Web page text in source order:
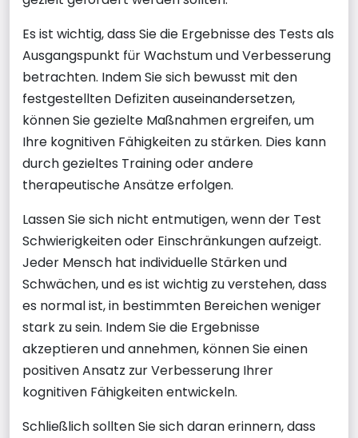
Es ist wichtig, dass Sie die Ergebnisse des Tests als
Ausgangspunkt für Wachstum und Verbesserung
betrachten. Indem Sie sich bewusst mit den
festgestellten Defiziten auseinandersetzen,
können Sie gezielte Maßnahmen ergreifen, um
Ihre kognitiven Fähigkeiten zu stärken. Dies kann
durch gezieltes Training oder andere
therapeutische Ansätze erfolgen.
Lassen Sie sich nicht entmutigen, wenn der Test
Schwierigkeiten oder Einschränkungen aufzeigt.
Jeder Mensch hat individuelle Stärken und
Schwächen, und es ist wichtig zu verstehen, dass
es normal ist, in bestimmten Bereichen weniger
stark zu sein. Indem Sie die Ergebnisse
akzeptieren und annehmen, können Sie einen
positiven Ansatz zur Verbesserung Ihrer
kognitiven Fähigkeiten entwickeln.
Schließlich sollten Sie sich daran erinnern, dass